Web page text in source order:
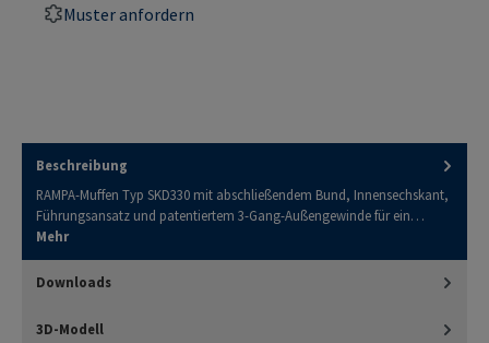
Muster anfordern
Beschreibung
RAMPA-Muffen Typ SKD330 mit abschließendem Bund, Innensechskant,
Führungsansatz und patentiertem 3-Gang-Außengewinde für ein…
Mehr
Downloads
3D-Modell